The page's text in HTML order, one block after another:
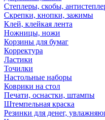
Степлеры, скобы,
Скрепки, кнопки, зажимы
Клей, клейкая лента
Ножницы, ножи
Корзины для бумаг
Корректура
Ластики
Точилки
Настольные наборы
Коврики на стол
Печати, оснастки, штампы
Штемпельная краска
Резинки для денег,